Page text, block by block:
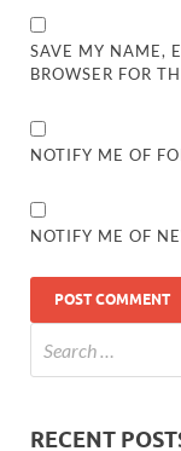
SAVE MY NAME,
BROWSER FOR
NOTIFY ME OF
NOTIFY ME OF
RECENT